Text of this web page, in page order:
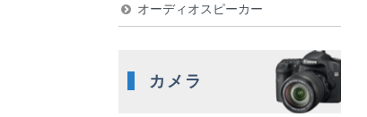
オーディオスピーカー
カメラ